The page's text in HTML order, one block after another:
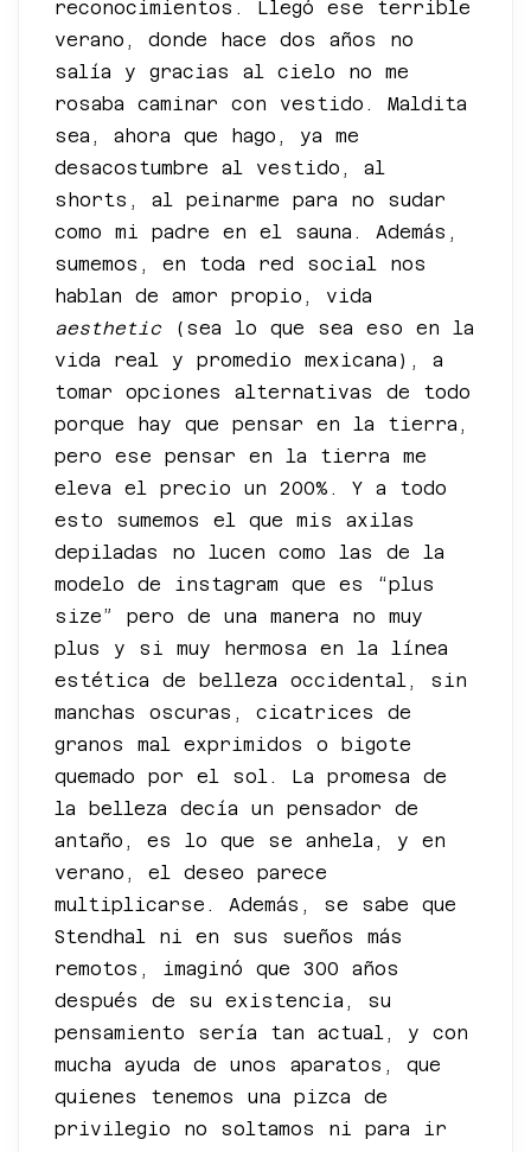
reconocimientos. Llegó ese terrible
verano, donde hace dos años no
salía y gracias al cielo no me
rosaba caminar con vestido. Maldita
sea, ahora que hago, ya me
desacostumbre al vestido, al
shorts, al peinarme para no sudar
como mi padre en el sauna. Además,
sumemos, en toda red social nos
hablan de amor propio, vida
aesthetic (sea lo que sea eso en la
vida real y promedio mexicana), a
tomar opciones alternativas de todo
porque hay que pensar en la tierra,
pero ese pensar en la tierra me
eleva el precio un 200%. Y a todo
esto sumemos el que mis axilas
depiladas no lucen como las de la
modelo de instagram que es “plus
size” pero de una manera no muy
plus y si muy hermosa en la línea
estética de belleza occidental, sin
manchas oscuras, cicatrices de
granos mal exprimidos o bigote
quemado por el sol. La promesa de
la belleza decía un pensador de
antaño, es lo que se anhela, y en
verano, el deseo parece
multiplicarse. Además, se sabe que
Stendhal ni en sus sueños más
remotos, imaginó que 300 años
después de su existencia, su
pensamiento sería tan actual, y con
mucha ayuda de unos aparatos, que
quienes tenemos una pizca de
privilegio no soltamos ni para ir